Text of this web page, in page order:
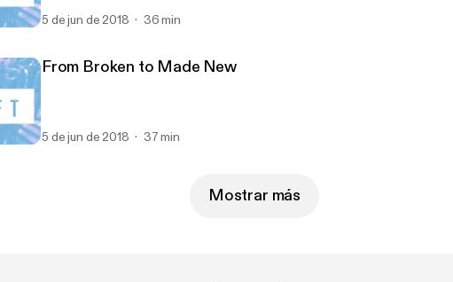
5 de jun de 2018 36 min
From Broken to Made New
5 de jun de 2018 37 min
Mostrar más